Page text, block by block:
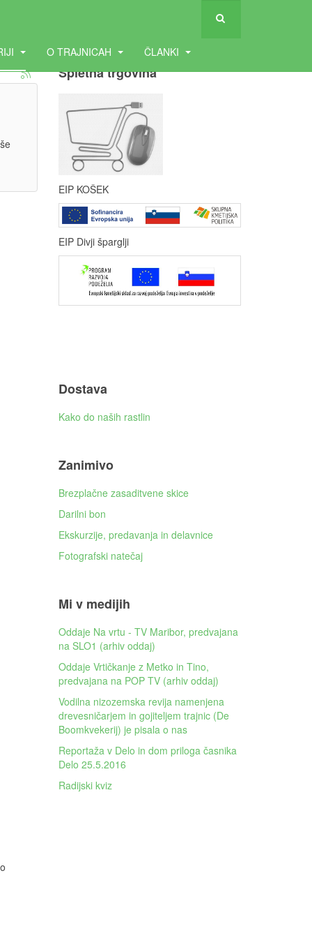
O TRAJNICAH ČLANKI
Spletna trgovina
EIP KOŠEK
EIP Divji šparglji
Dostava
Kako do naših rastlin
Zanimivo
Brezplačne zasaditvene skice
Darilni bon
Ekskurzije, predavanja in delavnice
Fotografski natečaj
Mi v medijih
Oddaje Na vrtu - TV Maribor, predvajana
na SLO1 (arhiv oddaj)
Oddaje Vrtičkanje z Metko in Tino,
predvajana na POP TV (arhiv oddaj)
Vodilna nizozemska revija namenjena
drevesničarjem in gojiteljem trajnic (De
Boomkvekerij) je pisala o nas
Reportaža v Delo in dom priloga časnika
Delo 25.5.2016
Radijski kviz